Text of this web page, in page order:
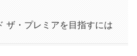
ザ・プレミアを目指すには